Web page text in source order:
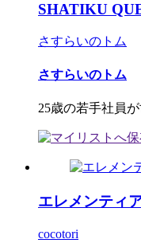
SHATIKU
さすらいのトム
さすらいのトム
25歳の若手社員
エレメンティ
cocotori